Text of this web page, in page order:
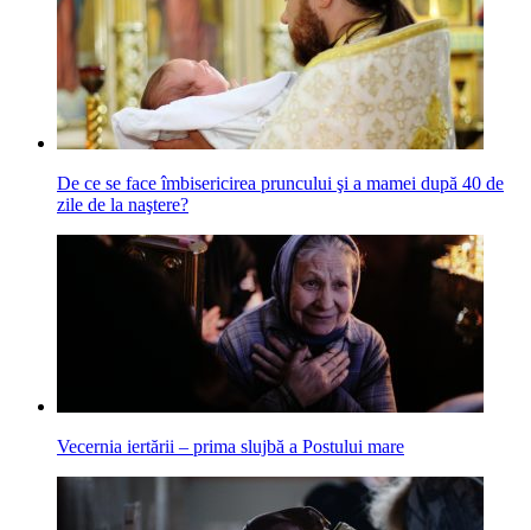
De ce se face îmbisericirea pruncului şi a mamei după 40 de
zile de la naştere?
Vecernia iertării – prima slujbă a Postului mare